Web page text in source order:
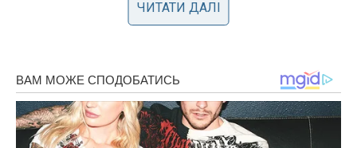
ЧИТАТИ ДАЛІ